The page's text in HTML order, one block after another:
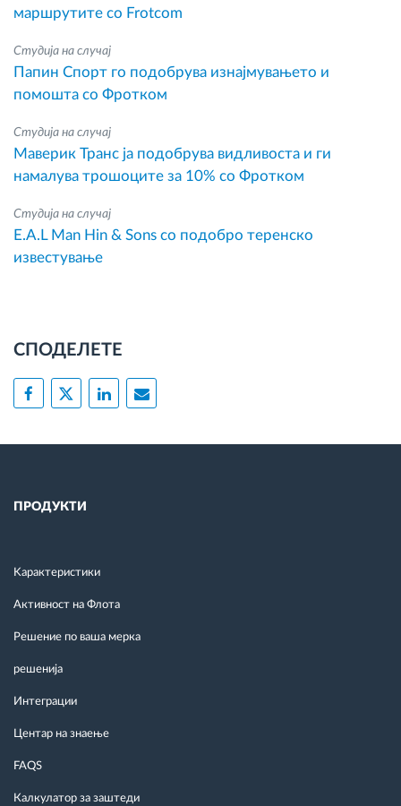
маршрутите со Frotcom
Студија на случај
Папин Спорт го подобрува изнајмувањето и
помошта со Фротком
Студија на случај
Маверик Транс ја подобрува видливоста и ги
намалува трошоците за 10% со Фротком
Студија на случај
E.A.L Man Hin & Sons со подобро теренско
известување
СПОДЕЛЕТЕ
ПРОДУКТИ
Kарактеристики
Активност на Флота
Решение по ваша мерка
решенија
Интеграции
Центар на знаење
FAQS
Калкулатор за заштеди